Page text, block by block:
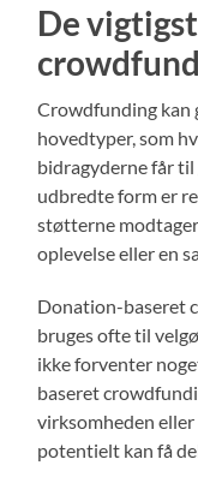
De
Crowdfunding kan
hovedtyper, som
bidragyderne får
udbredte form er
støtterne
oplevelse eller en
Donation-baseret
bruges ofte til
ikke forventer
baseret
virksomheden
potentielt kan få